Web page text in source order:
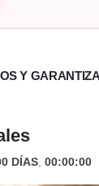
Y
DÍAS 00:00:00